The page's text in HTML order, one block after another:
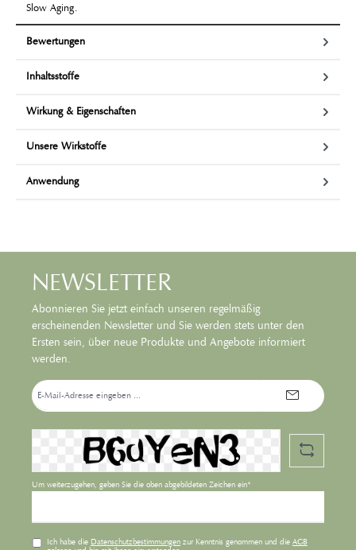
Slow Aging.
Bewertungen
Inhaltsstoffe
Wirkung & Eigenschaften
Unsere Wirkstoffe
Anwendung
NEWSLETTER
Abonnieren Sie jetzt einfach unseren regelmäßig
erscheinenden Newsletter und Sie werden stets unter den
Ersten sein, über neue Produkte und Angebote informiert
werden.
E-
Mail-
Adresse*
Um weiterzugehen, geben Sie die oben abgebildeten Zeichen ein*
Ich habe die Datenschutzbestimmungenzur Kenntnis genommen und die AGB